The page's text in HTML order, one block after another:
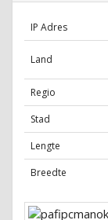
IP Adres
Land
Regio
Stad
Lengte
Breedte